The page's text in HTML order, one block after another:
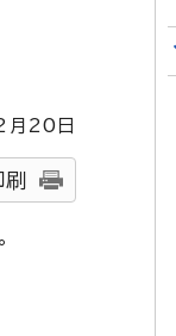
月 20 日